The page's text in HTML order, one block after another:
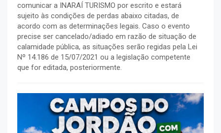
comunicar a INARAÍ TURISMO por escrito e estará
sujeito às condições de perdas abaixo citadas, de
acordo com as determinações legais. Caso o evento
precise ser cancelado/adiado em razão de situação de
calamidade pública, as situações serão regidas pela Lei
Nº 14.186 de 15/07/2021 ou a legislação competente
que for editada, posteriormente.